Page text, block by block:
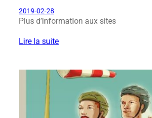
2019-02-28
Plus d’information aux sites
Lire la suite